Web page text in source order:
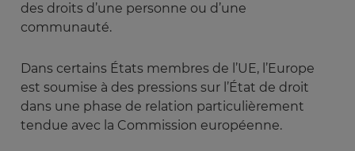
des droits d’une personne ou d’une
communauté.
Dans certains États membres de l’UE, l’Europe
est soumise à des pressions sur l’État de droit
dans une phase de relation particulièrement
tendue avec la Commission européenne.